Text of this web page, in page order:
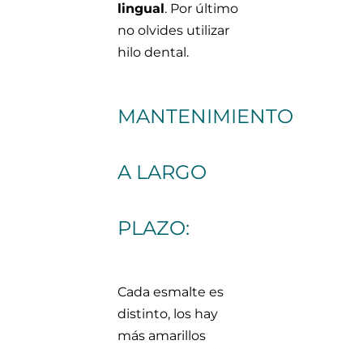
lingual. Por último
no olvides utilizar
hilo dental.
MANTENIMIENTO
A LARGO
PLAZO:
Cada esmalte es
distinto, los hay
más amarillos